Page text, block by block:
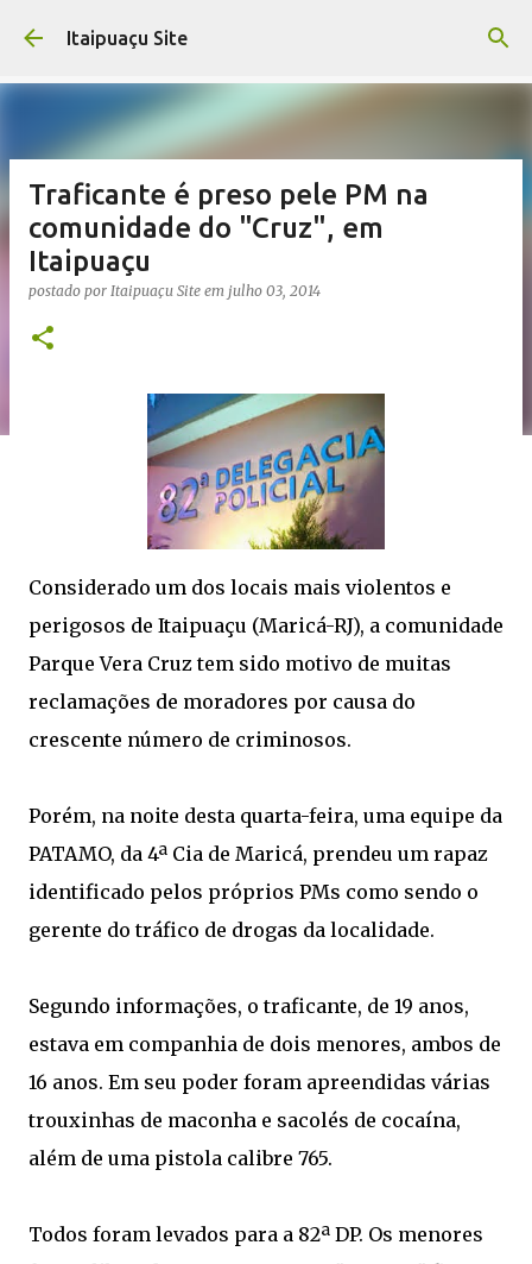
Pular para o conteúdo principal
Itaipuaçu Site
Traficante é preso pele PM na
comunidade do "Cruz", em
Itaipuaçu
postado por Itaipuaçu Site em julho 03, 2014
Considerado um dos locais mais violentos e
perigosos de Itaipuaçu (Maricá-RJ), a comunidade
Parque Vera Cruz tem sido motivo de muitas
reclamações de moradores por causa do
crescente número de criminosos.
Porém, na noite desta quarta-feira, uma equipe da
PATAMO, da 4ª Cia de Maricá, prendeu um rapaz
identificado pelos próprios PMs como sendo o
gerente do tráfico de drogas da localidade.
Segundo informações, o traficante, de 19 anos,
estava em companhia de dois menores, ambos de
16 anos. Em seu poder foram apreendidas várias
trouxinhas de maconha e sacolés de cocaína,
além de uma pistola calibre 765.
Todos foram levados para a 82ª DP. Os menores